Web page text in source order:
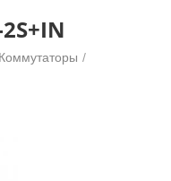
Коммутаторы /